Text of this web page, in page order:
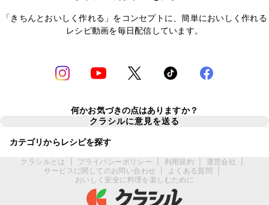
「きちんとおいしく作れる」をコンセプトに、簡単においしく作れる
レシピ動画を毎日配信しています。
何かお気づきの点はありますか？
クラシルに意見を送る
カテゴリからレシピを探す
クラシルとは プライバシーポリシー 利用規約 運営会社
サービスに関してのお問い合わせ
よくある質問
おいしく安全に料理を楽しむために